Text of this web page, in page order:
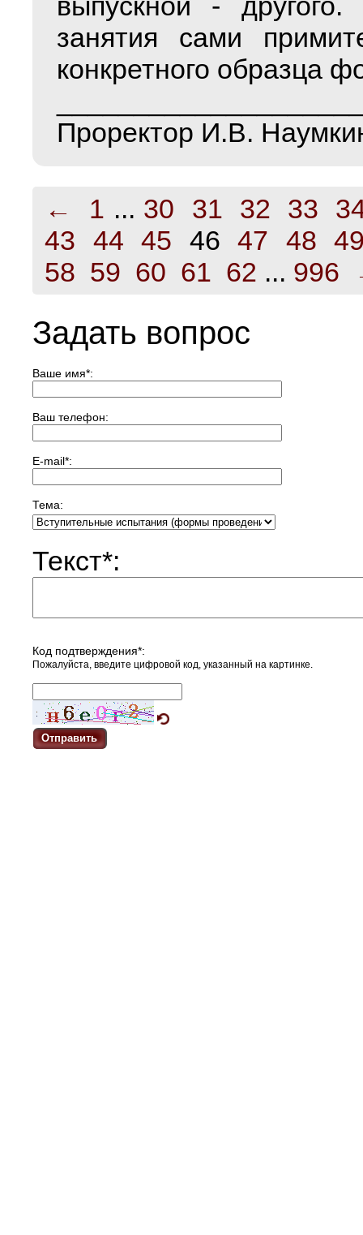
занятия сами
конкретного образца
Проректор И.В.
← 1 ... 30 31 32 33
43
44 45 46 47 48
58 59 60 61 62 ... 996
Задать вопрос
Ваше имя*:
Ваш телефон:
E-mail*:
Тема:
Текст*:
Код подтверждения*:
Пожалуйста, введите цифровой код, указанный на картинке.